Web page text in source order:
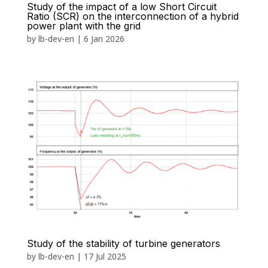
Study of the impact of a low Short Circuit
Ratio (SCR) on the interconnection of a hybrid
power plant with the grid
by lb-dev-en | 6 Jan 2026
Study of the stability of turbine generators
by lb-dev-en | 17 Jul 2025